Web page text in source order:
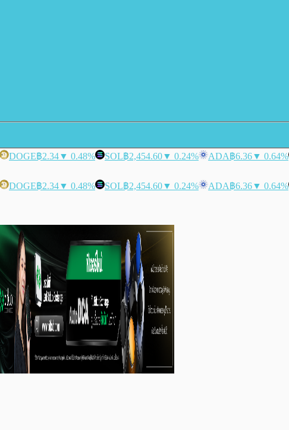
DOGE฿2.34▼ 0.48% SOL฿2,454.60▼ 0.24% ADA฿6.36▼ 0.64%
DOGE฿2.34▼ 0.48% SOL฿2,454.60▼ 0.24% ADA฿6.36▼ 0.64%